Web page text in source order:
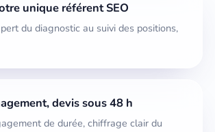
unique référent SEO
du diagnostic au suivi des positions,
devis sous 48 h
de durée, chiffrage clair du